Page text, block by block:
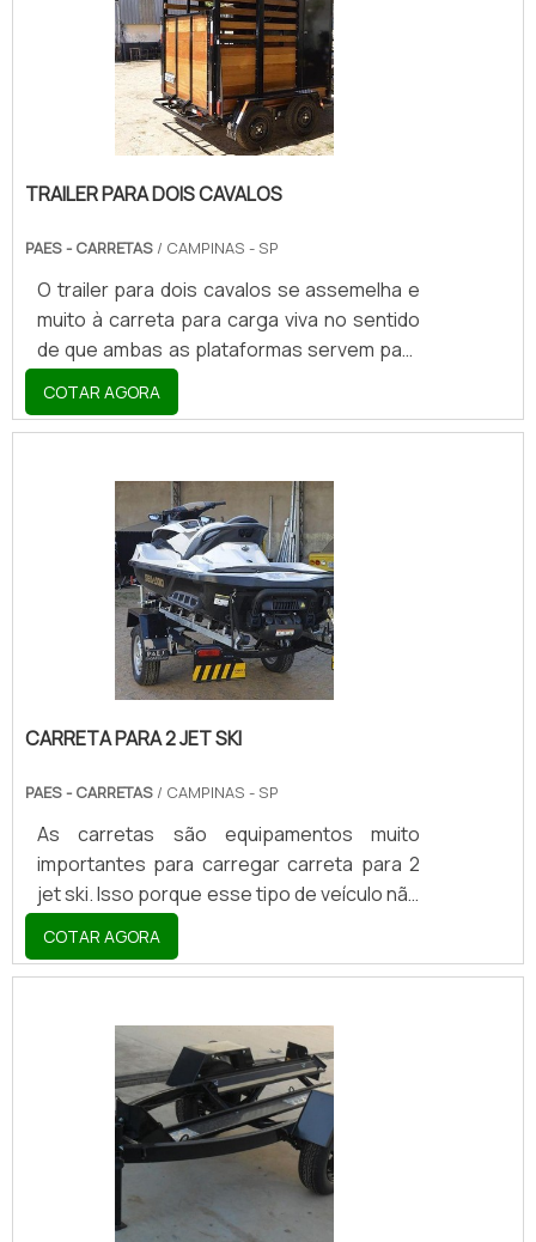
até 3500 kg. Quando o jet ski tiver entre
3.500 e 6.000 quilos, a carteira deve ser
tipo C. Acima disso, categoria E.No entanto,
é muito imp.
TRAILER PARA DOIS CAVALOS
PAES - CARRETAS / CAMPINAS - SP
O trailer para dois cavalos se assemelha e
muito à carreta para carga viva no sentido
de que ambas as plataformas servem para
transportar animais vivos e de médio-
grande porte. Além de contar com uma
espécie de porta de içamento, que por sua
os cavalos conseguem adentrar o trailer
com a mais absoluta segurança, o trailer
que se destina a receber dois diferentes
animais de grande porte também se
diferencia dos caminhões de carga e das
COTAR AGORA
CARRETA PARA 2 JET SKI
PAES - CARRETAS / CAMPINAS - SP
As carretas são equipamentos muito
importantes para carregar carreta para 2
jet ski. Isso porque esse tipo de veículo não
pode ser transportado dentro de um carro,
por exemplo. Sendo assim, as carretas são
as melhores opções para levar o jet ski
de equipamento é muito resistente e isso
se deve ao fato de que a maioria das
carretas possui fabricação galvanizada, ou
seja, recebe uma camada de zinco metálico
e, desse modo, se mostra mais resistentes
COTAR AGORA